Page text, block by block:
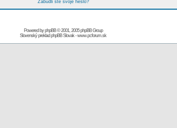
Zabudli ste svoje heslo?
Powered byphpBB© 2001, 2005 phpBB Group
Slovenský preklad phpBB Slovak-www.pcforum.sk